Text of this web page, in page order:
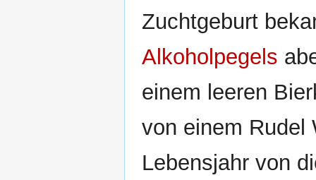
Zuchtgeburt
Alkoholpegels
einem leeren
von einem Rudel
Lebensjahr von